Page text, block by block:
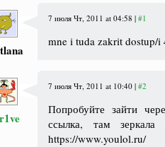
7 июля Чт, 2011 at 04:58 |#1
mne i tuda zakrit dostup/i
7 июля Чт, 2011 at 10:40 |#2
Попробуйте зайти
ссылка, там зеркала
https://www.youlol.ru/